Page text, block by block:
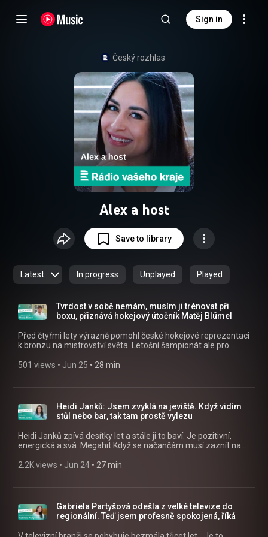
Sign in
Český rozhlas
Alex a host
Save to library
Latest In progress Unplayed Played
Tvrdost v sobě nemám, musím ji trénovat při
boxu, přiznává hokejový útočník Matěj Blümel
Před čtyřmi lety výrazně pomohl české hokejové reprezentaci
k bronzu na mistrovství světa. Letošní šampionát ale pro
podporou fanoušků užíval. » Poslouchejte Alex a host jako
Sledujte nás na Facebooku:
https://www.facebook.com/crostrednicechy
501 views • Jun 25 • 28 min
Heidi Janků: Jsem zvyklá na jeviště. Když vidím
stůl nebo bar, tak tam prostě vylezu
Heidi Janků zpívá desítky let a stále ji to baví. Je pozitivní,
energická a svá. Megahit Když se načančám musí zaznít na
můžete vidět? » Poslouchejte Alex a host jako podcast v
Sledujte nás na Facebooku:
https://www.facebook.com/crostrednicechy
2.2K views • Jun 24 • 27 min
Gabriela Partyšová odešla z velké televize do
regionální. Teď jsem profesně spokojená, říká